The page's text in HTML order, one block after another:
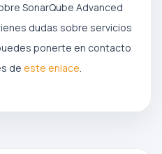
SonarQube Advanced
dudas sobre servicios
ponerte en contacto
de este enlace.